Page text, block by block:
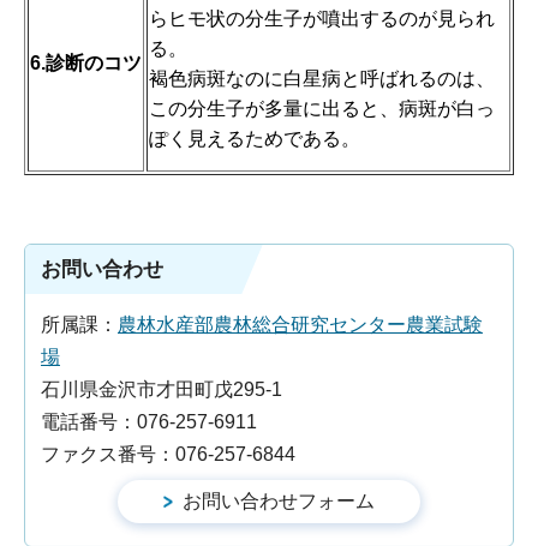
6.診断のコツ
らヒモ状の分生子が噴出するのが見られ
る。
褐色病斑なのに白星病と呼ばれるのは、
この分生子が多量に出ると、病斑が白っ
ぽく見えるためである。
お問い合わせ
所属課： 農林水産部農林総合研究センター農業試験
場
石川県金沢市才田町戊295-1
電話番号：076-257-6911
ファクス番号：076-257-6844